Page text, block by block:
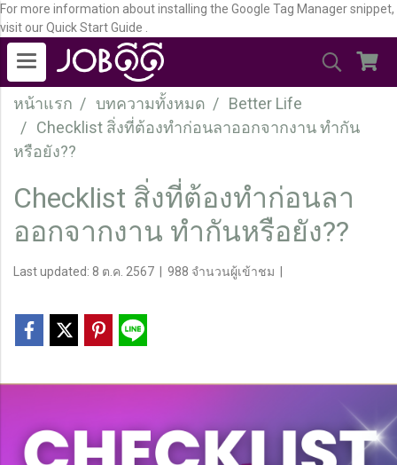
For more information about installing the Google Tag Manager snippet,
visit our Quick Start Guide .
หน้าแรก บทความทั้งหมด
Better Life
Checklist สิ่งที่ต้องทำก่อนลาออกจากงาน ทำกัน
หรือยัง??
Checklist สิ่งที่ต้องทำก่อนลา
ออกจากงาน ทำกันหรือยัง??
Last updated: 8 ต.ค. 2567 988 จำนวนผู้เข้าชม